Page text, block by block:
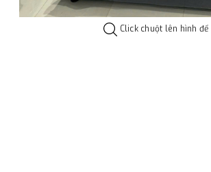
Click chuột lên hình